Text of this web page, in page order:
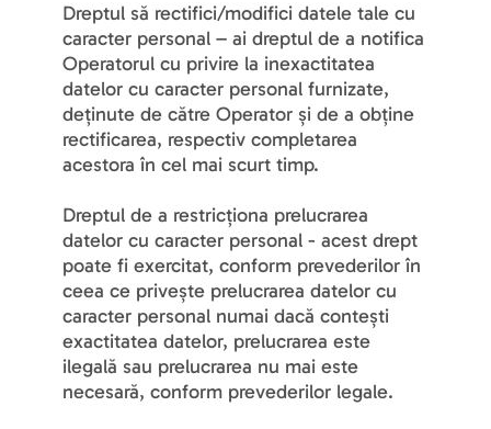
Dreptul să rectifici/modifici datele tale cu
caracter personal – ai dreptul de a notifica
Operatorul cu privire la inexactitatea
datelor cu caracter personal furnizate,
deținute de către Operator și de a obține
rectificarea, respectiv completarea
acestora în cel mai scurt timp.
Dreptul de a restricționa prelucrarea
datelor cu caracter personal - acest drept
poate fi exercitat, conform prevederilor în
ceea ce privește prelucrarea datelor cu
caracter personal numai dacă contești
exactitatea datelor, prelucrarea este
ilegală sau prelucrarea nu mai este
necesară, conform prevederilor legale.